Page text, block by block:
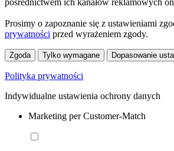
Prosimy o zapoznanie się z ustawieniami
prywatności przed wyrażeniem zgody.
Zgoda Tylko wymagane Dopasowanie
Polityka prywatności
Indywidualne ustawienia ochrony danych
Marketing per Customer-Match